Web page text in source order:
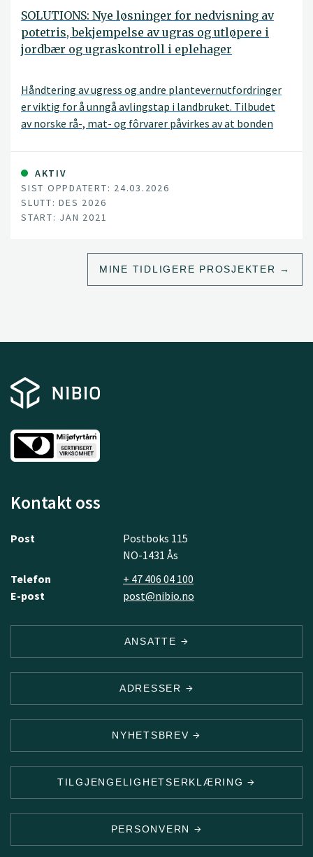
SOLUTIONS: Nye løsninger for nedvisning av
potetris, bekjempelse av ugras og utløpere i
jordbær og ugraskontroll i eplehager
Håndtering av ugress og andre plantevernutfordringer
er viktig for å unngå avlingstap i landbruket. Tilbudet
av norske rå-, mat- og fôrvarer påvirkes av at bonden
forbud mot plantevernmiddelet dikvat og den usikre
framtida til glyfosat – begge viktige innsatsfaktorer i
norsk jord- og hagebruk – fordrer nye løsninger. Gode
alternativ til ordinære plantevernmidler er dessuten
velkomne som verktøy i integrert plantevern (IPV).
Hensikten med IPV er blant annet redusert risiko ved
bruk av plantevernmidler på helse og miljø.
AKTIV
SIST OPPDATERT: 24.03.2026
SLUTT: DES 2026
START: JAN 2021
MINE TIDLIGERE PROSJEKTER
Kontakt oss
Post
Postboks 115
NO-1431 Ås
Telefon
+ 47 406 04 100
E-post
post@nibio.no
ANSATTE
ADRESSER
NYHETSBREV
TILGJENGELIGHETSERKLÆRING
PERSONVERN